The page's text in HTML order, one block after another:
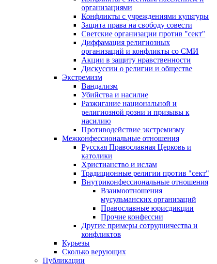
организациями
Конфликты с учреждениями культуры
Защита права на свободу совести
Светские организации против "сект"
Диффамация религиозных
организаций и конфликты со СМИ
Акции в защиту нравственности
Дискуссии о религии и обществе
Экстремизм
Вандализм
Убийства и насилие
Разжигание национальной и
религиозной розни и призывы к
насилию
Противодействие экстремизму
Межконфессиональные отношения
Русская Православная Церковь и
католики
Христианство и ислам
Традиционные религии против "сект"
Внутриконфессиональные отношения
Взаимоотношения
мусульманских организаций
Православные юрисдикции
Прочие конфессии
Другие примеры сотрудничества и
конфликтов
Курьезы
Сколько верующих
Публикации